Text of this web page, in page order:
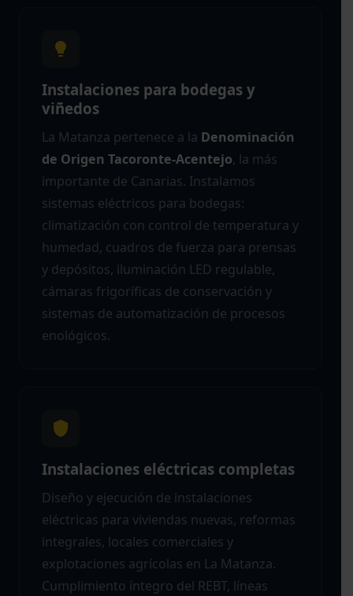
Instalaciones para bodegas y
viñedos
La Matanza pertenece a la Denominación
de Origen Tacoronte-Acentejo, la más
importante de Canarias. Instalamos
sistemas eléctricos para bodegas:
climatización con control de temperatura y
humedad, cuadros de fuerza para prensas
y depósitos, iluminación LED regulable,
cámaras frigoríficas de conservación y
sistemas de automatización de procesos
enológicos.
Instalaciones eléctricas completas
Diseño y ejecución de instalaciones
eléctricas para viviendas nuevas, reformas
integrales, locales comerciales y
explotaciones agrícolas en La Matanza.
Cumplimiento íntegro del REBT, líneas